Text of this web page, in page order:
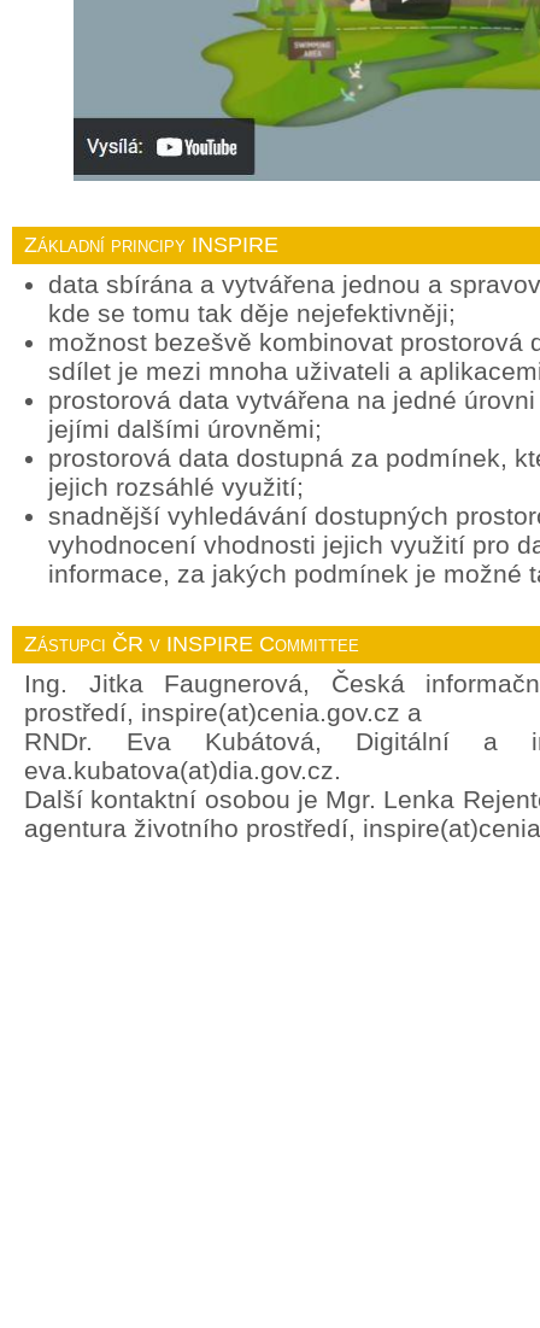
Základní principy INSPIRE
data sbírána a vytvářena jednou a
kde se tomu tak děje nejefektivněji;
možnost bezešvě kombinovat prostorová
sdílet je mezi mnoha uživateli a
prostorová data vytvářena na jedné
jejími dalšími úrovněmi;
prostorová data dostupná za podmínek,
jejich rozsáhlé využití;
snadnější vyhledávání dostupných
vyhodnocení vhodnosti jejich využití pro
informace, za jakých podmínek je možné
Zástupci ČR v INSPIRE Committee
Ing. Jitka Faugnerová, Česká
prostředí, inspire(at)cenia.gov.cz a
RNDr. Eva Kubátová, Digitální a
eva.kubatova(at)dia.gov.cz.
Další kontaktní osobou je Mgr. Lenka
agentura životního prostředí,